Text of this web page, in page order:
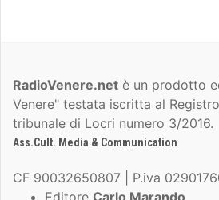
RadioVenere.net è un prodotto
Venere" testata iscritta al
tribunale di Locri numero 3/2016.
Ass.Cult. Media & Communication
CF 90032650807 | P.iva